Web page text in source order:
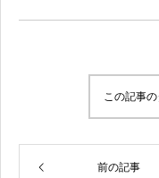
この記事
前の記事